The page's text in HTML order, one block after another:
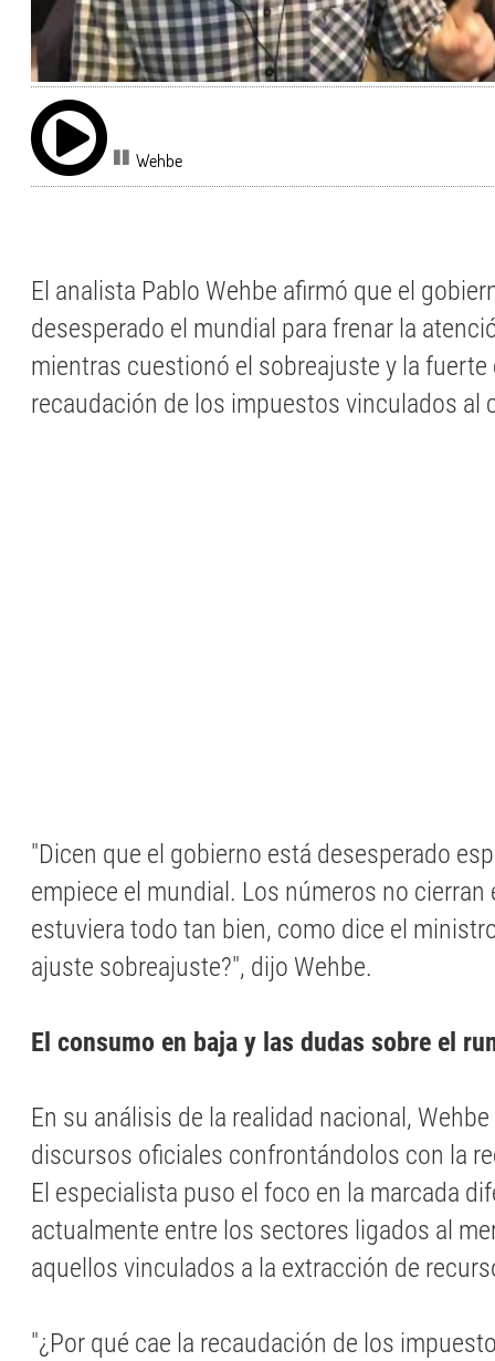
Wehbe
El analista Pablo Wehbe afirmó que el
desesperado el mundial para frenar la
mientras cuestionó el sobreajuste y la fuerte
recaudación de los impuestos vinculados al
"Dicen que el gobierno está desesperado
empiece el mundial. Los números no cierran
estuviera todo tan bien, como dice el
ajuste sobreajuste?", dijo Wehbe.
El consumo en baja y las dudas sobre el
En su análisis de la realidad nacional,
discursos oficiales confrontándolos con la
El especialista puso el foco en la marcada
actualmente entre los sectores ligados al
aquellos vinculados a la extracción de
"¿Por qué cae la recaudación de los